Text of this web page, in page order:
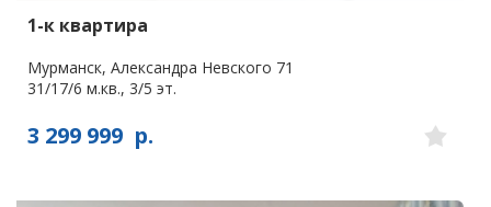
1-к квартира
Мурманск, Александра Невского 71
31/17/6 м.кв., 3/5 эт.
3 299 999 р.